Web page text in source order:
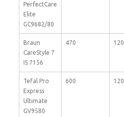
PerfectCare
Elite
GC9682/80
Braun
CareStyle 7
IS 7156
470 120
Tefal Pro
Express
Ultimate
GV9580
600 120